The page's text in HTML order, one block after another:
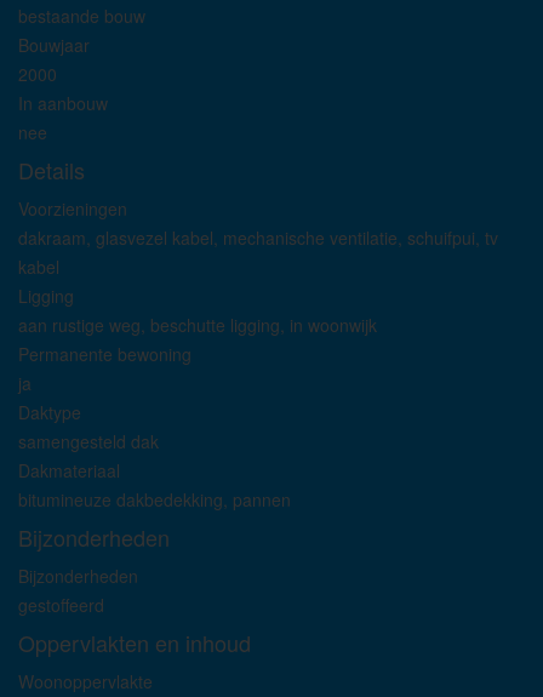
bestaande bouw
Bouwjaar
2000
In aanbouw
nee
Details
Voorzieningen
dakraam, glasvezel kabel, mechanische ventilatie, schuifpui, tv
kabel
Ligging
aan rustige weg, beschutte ligging, in woonwijk
Permanente bewoning
ja
Daktype
samengesteld dak
Dakmateriaal
bitumineuze dakbedekking, pannen
Bijzonderheden
Bijzonderheden
gestoffeerd
Oppervlakten en inhoud
Woonoppervlakte